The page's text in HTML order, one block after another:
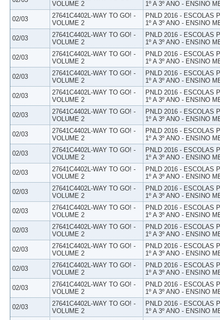
VOLUME 2
1º A 3º ANO - ENSINO
02/03
27641C4402L-WAY TO GO! -
VOLUME 2
PNLD 2016 - ESCOLAS
1º A 3º ANO - ENSINO
02/03
27641C4402L-WAY TO GO! -
VOLUME 2
PNLD 2016 - ESCOLAS
1º A 3º ANO - ENSINO
02/03
27641C4402L-WAY TO GO! -
VOLUME 2
PNLD 2016 - ESCOLAS
1º A 3º ANO - ENSINO
02/03
27641C4402L-WAY TO GO! -
VOLUME 2
PNLD 2016 - ESCOLAS
1º A 3º ANO - ENSINO
02/03
27641C4402L-WAY TO GO! -
VOLUME 2
PNLD 2016 - ESCOLAS
1º A 3º ANO - ENSINO
02/03
27641C4402L-WAY TO GO! -
VOLUME 2
PNLD 2016 - ESCOLAS
1º A 3º ANO - ENSINO
02/03
27641C4402L-WAY TO GO! -
VOLUME 2
PNLD 2016 - ESCOLAS
1º A 3º ANO - ENSINO
02/03
27641C4402L-WAY TO GO! -
VOLUME 2
PNLD 2016 - ESCOLAS
1º A 3º ANO - ENSINO
02/03
27641C4402L-WAY TO GO! -
VOLUME 2
PNLD 2016 - ESCOLAS
1º A 3º ANO - ENSINO
02/03
27641C4402L-WAY TO GO! -
VOLUME 2
PNLD 2016 - ESCOLAS
1º A 3º ANO - ENSINO
02/03
27641C4402L-WAY TO GO! -
VOLUME 2
PNLD 2016 - ESCOLAS
1º A 3º ANO - ENSINO
02/03
27641C4402L-WAY TO GO! -
VOLUME 2
PNLD 2016 - ESCOLAS
1º A 3º ANO - ENSINO
02/03
27641C4402L-WAY TO GO! -
VOLUME 2
PNLD 2016 - ESCOLAS
1º A 3º ANO - ENSINO
02/03
27641C4402L-WAY TO GO! -
VOLUME 2
PNLD 2016 - ESCOLAS
1º A 3º ANO - ENSINO
02/03
27641C4402L-WAY TO GO! -
VOLUME 2
PNLD 2016 - ESCOLAS
1º A 3º ANO - ENSINO
02/03
27641C4402L-WAY TO GO! -
VOLUME 2
PNLD 2016 - ESCOLAS
1º A 3º ANO - ENSINO